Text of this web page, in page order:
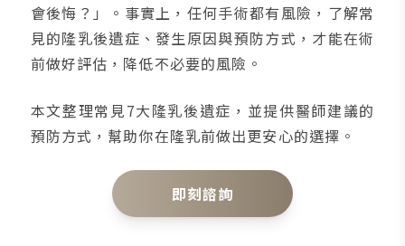
會後悔？」。事實上，任何手術都有風險，了解常
見的隆乳後遺症、發生原因與預防方式，才能在術
前做好評估，降低不必要的風險。
本文整理常見7大隆乳後遺症，並提供醫師建議的
預防方式，幫助你在隆乳前做出更安心的選擇。
即刻諮詢